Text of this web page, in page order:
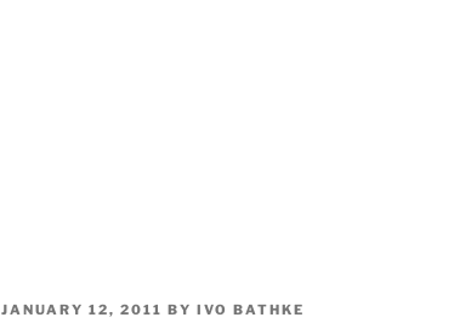
POSTED
JANUARY 12, 2011 BY IVO BATHKE